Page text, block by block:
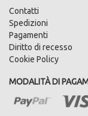
Contatti
Spedizioni
Pagamenti
Diritto di recesso
Cookie Policy
MODALITÀ DI